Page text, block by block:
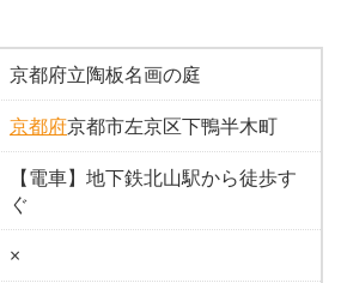
京都府立陶板名画の庭
京都府京都市左京区下鴨半木町
【電車】地下鉄北山駅から徒歩す
ぐ
×